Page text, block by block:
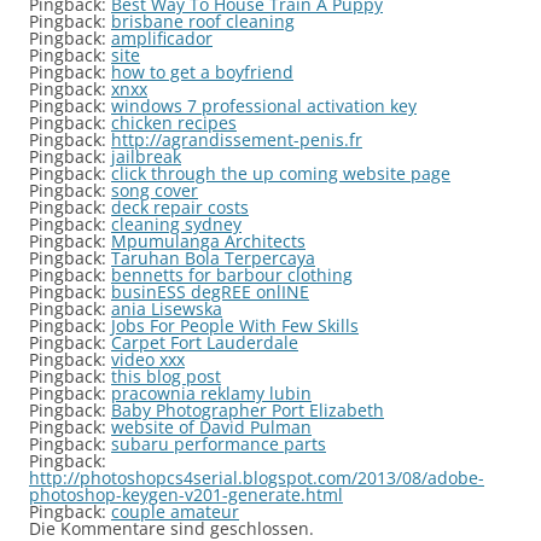
Pingback: brisbane roof cleaning
Pingback: amplificador
Pingback: site
Pingback: how to get a boyfriend
Pingback: xnxx
Pingback: windows 7 professional activation key
Pingback: chicken recipes
Pingback: http://agrandissement-penis.fr
Pingback: jailbreak
Pingback:click through the up coming website page
Pingback: song cover
Pingback: deck repair costs
Pingback: cleaning sydney
Pingback: Mpumulanga Architects
Pingback: Taruhan Bola Terpercaya
Pingback: bennetts for barbour clothing
Pingback: businESS degREE onlINE
Pingback: ania Lisewska
Pingback: Jobs For People With Few Skills
Pingback:Carpet Fort Lauderdale
Pingback: video xxx
Pingback: this blog post
Pingback: pracownia reklamy lubin
Pingback: Baby Photographer Port Elizabeth
Pingback: website of David Pulman
Pingback: subaru performance parts
Pingback:
http://photoshopcs4serial.blogspot.com/2013/08/adobe-
photoshop-keygen-v201-generate.html
Pingback:couple amateur
Die Kommentare sind geschlossen.